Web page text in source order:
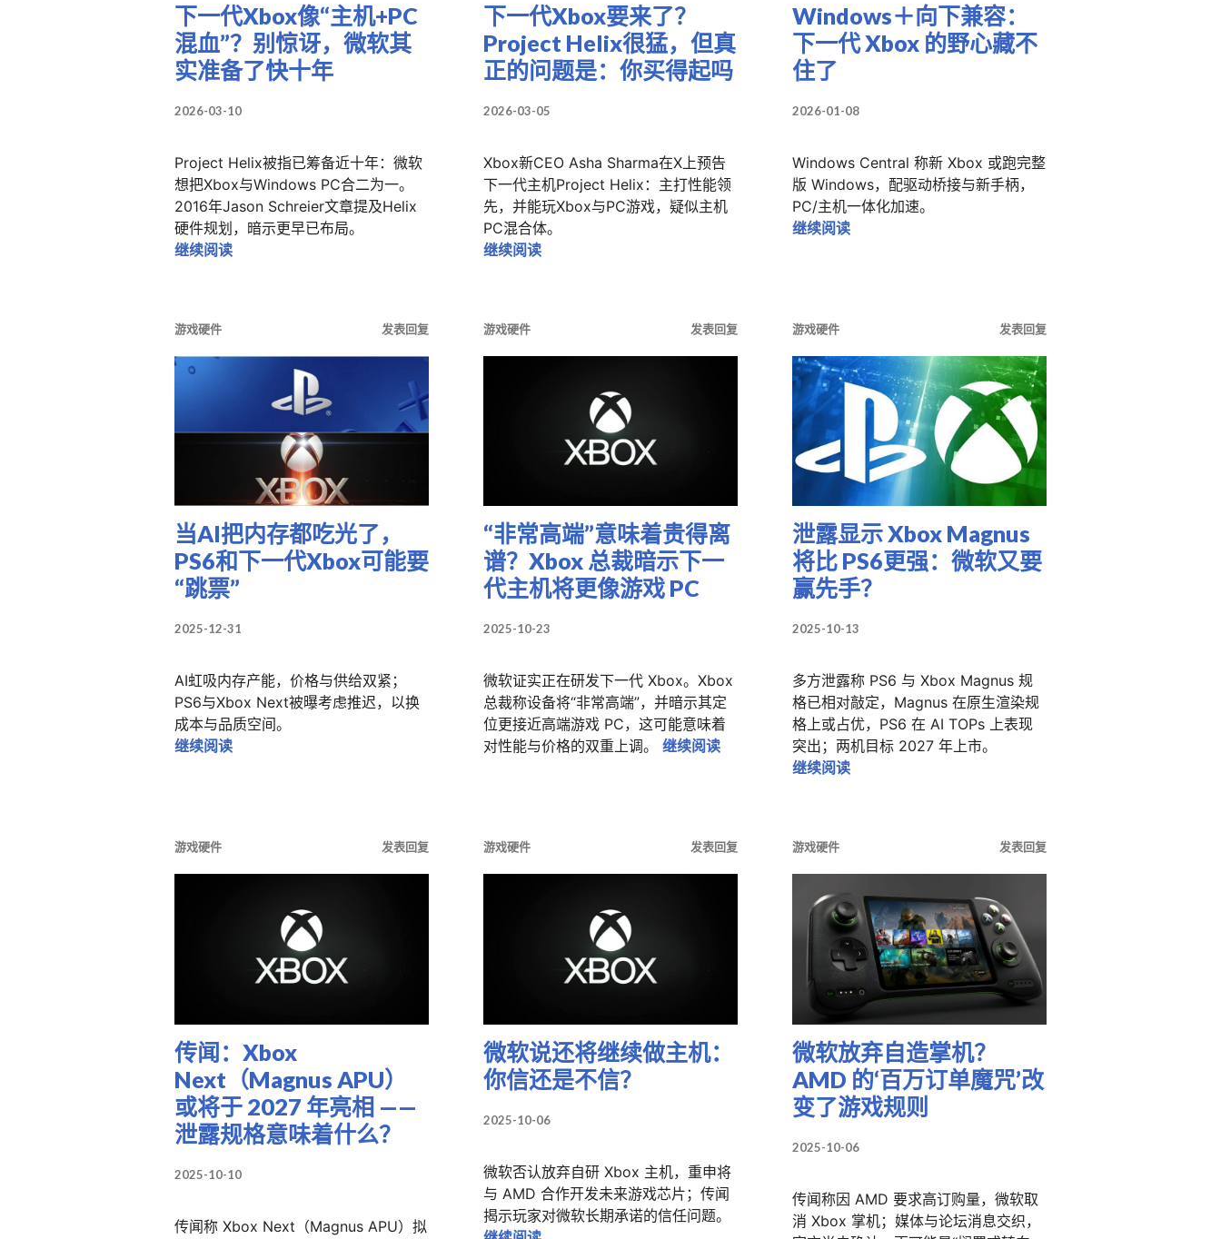
下一代Xbox像“主机+PC
混血”？别惊讶，微软其
实准备了快十年
2026-03-10
Project Helix被指已筹备近十年：微软
想把Xbox与Windows PC合二为一。
2016年Jason Schreier文章提及Helix
硬件规划，暗示更早已布局。
继续阅读下一代Xbox像“主机+PC混血”？别惊讶，微软其实准备了快十年
下一代Xbox要来了？
Project Helix很猛，但真
正的问题是：你买得起吗
2026-03-05
Xbox新CEO Asha Sharma在X上预告
下一代主机Project Helix：主打性能领
先，并能玩Xbox与PC游戏，疑似主机
PC混合体。
继续阅读下一代Xbox要来了？Project Helix很猛，但真正的问题是：你买得起吗
Windows＋向下兼容：
下一代 Xbox 的野心藏不
住了
2026-01-08
Windows Central 称新 Xbox 或跑完整
版 Windows，配驱动桥接与新手柄，
PC/主机一体化加速。
继续阅读Windows＋向下兼容：下一代 Xbox 的野心藏不住了
游戏硬件 发表回复
当AI把内存都吃光了，
PS6和下一代Xbox可能要
“跳票”
2025-12-31
AI虹吸内存产能，价格与供给双紧；
PS6与Xbox Next被曝考虑推迟，以换
成本与品质空间。
继续阅读当AI把内存都吃光了，PS6和下一代Xbox可能要“跳票”
游戏硬件 发表回复
“非常高端”意味着贵得离
谱？Xbox 总裁暗示下一
代主机将更像游戏 PC
2025-10-23
微软证实正在研发下一代 Xbox。Xbox
总裁称设备将“非常高端”，并暗示其定
位更接近高端游戏 PC，这可能意味着
对性能与价格的双重上调。 继续阅读“非常高端”意味着贵得离谱？Xbox 总裁暗示下一代主机将更像游戏 PC
游戏硬件 发表回复
泄露显示 Xbox Magnus
将比 PS6更强：微软又要
赢先手？
2025-10-13
多方泄露称 PS6 与 Xbox Magnus 规
格已相对敲定，Magnus 在原生渲染规
格上或占优，PS6 在 AI TOPs 上表现
突出；两机目标 2027 年上市。
继续阅读泄露显示 Xbox Magnus 将比 PS6更强：微软又要赢先
游戏硬件 发表回复
传闻：Xbox
Next（Magnus APU）
或将于 2027 年亮相 ——
泄露规格意味着什么？
2025-10-10
传闻称 Xbox Next（Magnus APU）拟
游戏硬件 发表回复
微软说还将继续做主机：
你信还是不信？
2025-10-06
微软否认放弃自研 Xbox 主机，重申将
与 AMD 合作开发未来游戏芯片；传闻
揭示玩家对微软长期承诺的信任问题。
游戏硬件 发表回复
微软放弃自造掌机？
AMD 的‘百万订单魔咒’改
变了游戏规则
2025-10-06
传闻称因 AMD 要求高订购量，微软取
消 Xbox 掌机；媒体与论坛消息交织，